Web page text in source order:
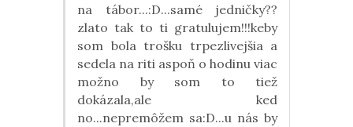
na tábor...:D...samé jedničky??
zlato tak to ti gratulujem!!!keby
som bola trošku trpezlivejšia a
sedela na riti aspoň o hodinu viac
možno by som to tiež
dokázala,ale ked
no...nepremôžem sa:D...u nás by